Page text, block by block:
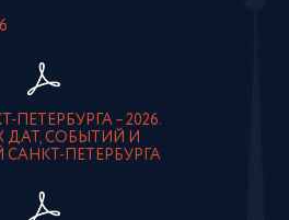
– 2026.
ДАТ, СОБЫТИЙ И
ПЕТЕРБУРГА